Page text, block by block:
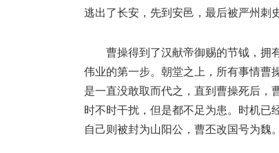
逃出了长安，先到安邑，最后被严州刺
曹操得到了汉献帝御赐的节钺，拥
伟业的第一步。朝堂之上，所有事情曹
是一直没敢取而代之，直到曹操死后，
时不时干扰，但是都不足为患。时机已
自己则被封为山阳公，曹丕改国号为魏。